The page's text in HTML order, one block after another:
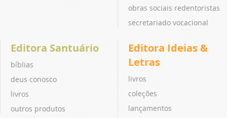
obras sociais redentoristas
secretariado vocacional
Editora Santuário
bíblias
deus conosco
livros
outros produtos
Editora Ideias &
Letras
livros
coleções
lançamentos